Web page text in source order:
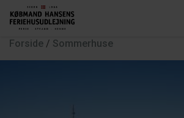
Forside / Sommerhuse